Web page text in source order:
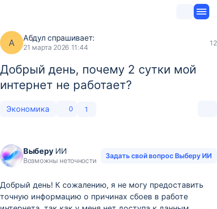
А Абдулспрашивает:
21 марта 2026 11:44
12
Добрый день, почему 2 сутки мой
интернет не работает?
Экономика 0 1
ВыберуИИ
Возможны неточности
Задать свой вопрос Выберу ИИ
Добрый день! К сожалению, я не могу предоставить
точную информацию о причинах сбоев в работе